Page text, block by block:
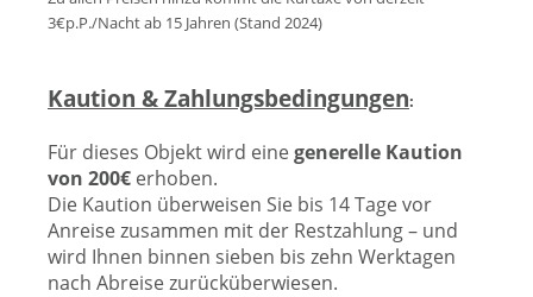
3€p.P./Nacht ab 15 Jahren (Stand 2024)
Kaution & Zahlungsbedingungen:
Für dieses Objekt wird einegenerelle Kaution
von 200€ erhoben.
Die Kaution überweisen Sie bis 14 Tage vor
Anreise zusammen mit der Restzahlung – und
wird Ihnen binnen sieben bis zehn Werktagen
nach Abreise zurücküberwiesen.